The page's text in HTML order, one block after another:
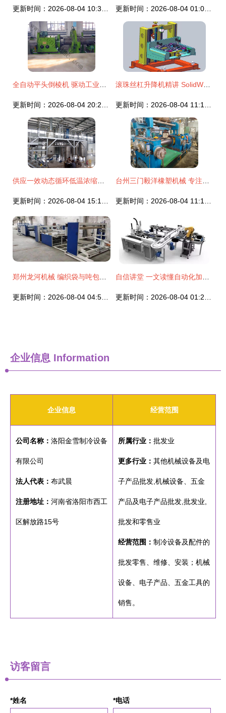
企业信息 Information
企业信息 经营范围
公司名称： 洛阳金雪制冷设备
有限公司
法人代表： 布武晨
注册地址： 河南省洛阳市西工
区解放路15号
所属行业： 批发业
更多行业： 其他机械设备及电
子产品批发,机械设备、五金
产品及电子产品批发,批发业,
批发和零售业
经营范围： 制冷设备及配件的
批发零售、维修、安装；机械
设备、电子产品、五金工具的
销售。
访客留言
*姓名 *电话